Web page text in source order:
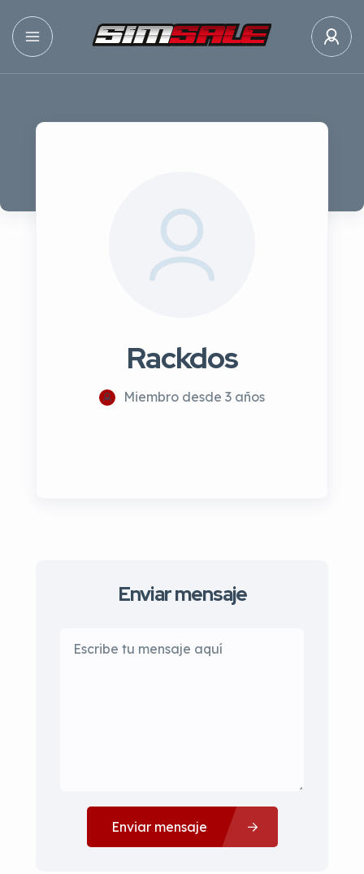
Rackdos
Miembro desde 3 años
Enviar mensaje
Enviar mensaje